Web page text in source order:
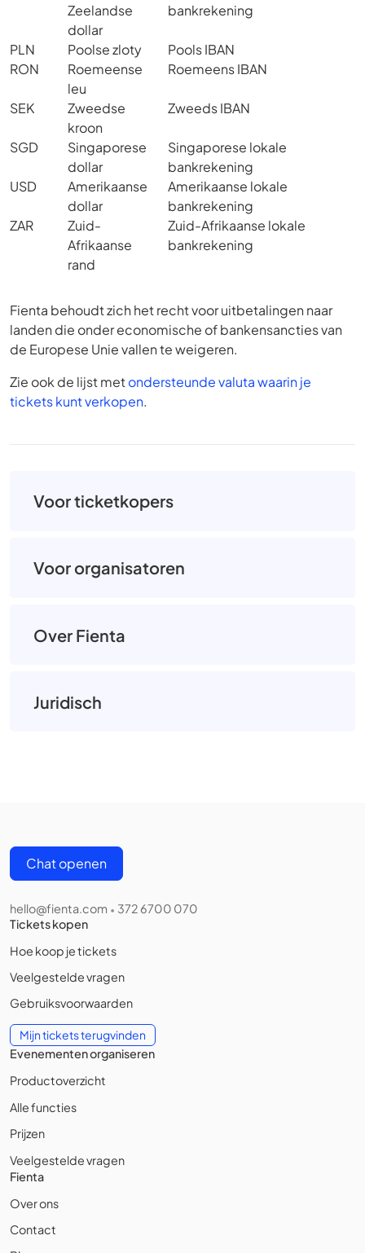
Zeelandse
dollar
bankrekening
PLN Poolse zloty
Pools IBAN
RON
Roemeense
leu
Roemeens IBAN
SEK
Zweedse
kroon
Zweeds IBAN
SGD
Singaporese
dollar
Singaporese lokale
bankrekening
USD
Amerikaanse
dollar
Amerikaanse lokale
bankrekening
ZAR
Zuid-
Afrikaanse
rand
Zuid-Afrikaanse lokale
bankrekening
Fienta behoudt zich het recht voor uitbetalingen naar
landen die onder economische of bankensancties van
de Europese Unie vallen te weigeren.
Zie ook de lijst metondersteunde valuta waarin je
tickets kunt verkopen.
Voor ticketkopers
Voor organisatoren
Over Fienta
Juridisch
Chat openen
hello@fienta.com • 372 6700 070
Tickets kopen
Hoe koop je tickets
Veelgestelde vragen
Gebruiksvoorwaarden
Mijn tickets terugvinden
Evenementen organiseren
Productoverzicht
Alle functies
Prijzen
Veelgestelde vragen
Fienta
Over ons
Contact